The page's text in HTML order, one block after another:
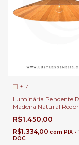
+17
Luminária Pendente
Madeira Natural
Tamanhos Ø110cm,
Ø51cm 1x E-27 Para
Gourmet | Linha
R$1.450,00
R$1.334,00 com PIX •
DOC